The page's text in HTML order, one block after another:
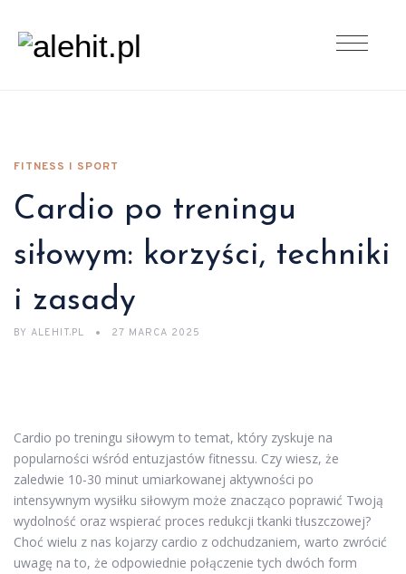
FITNESS I SPORT
Cardio po treningu
siłowym: korzyści, techniki
i zasady
BY ALEHIT.PL 27 MARCA 2025
Cardio po treningu siłowym to temat, który zyskuje na
popularności wśród entuzjastów fitnessu. Czy wiesz, że
zaledwie 10-30 minut umiarkowanej aktywności po
intensywnym wysiłku siłowym może znacząco poprawić Twoją
wydolność oraz wspierać proces redukcji tkanki tłuszczowej?
Choć wielu z nas kojarzy cardio z odchudzaniem, warto zwrócić
uwagę na to, że odpowiednie połączenie tych dwóch form